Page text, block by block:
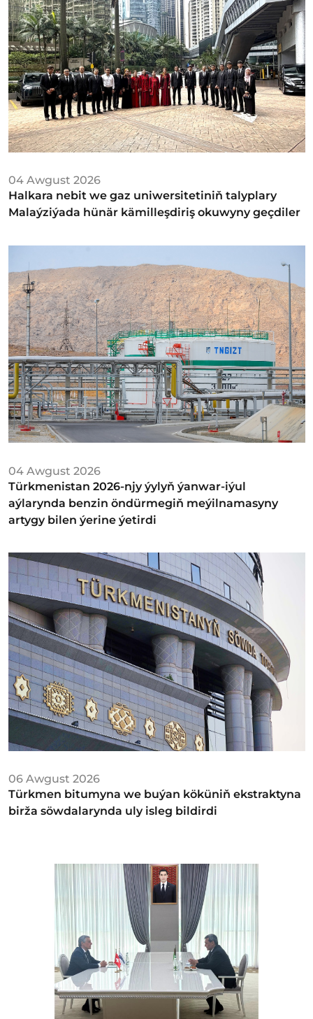
04 Awgust 2026
Halkara nebit we gaz uniwersitetiniň talyplary
Malaýziýada hünär kämilleşdiriş okuwyny geçdiler
04 Awgust 2026
Türkmenistan 2026-njy ýylyň ýanwar-iýul
aýlarynda benzin öndürmegiň meýilnamasyny
artygy bilen ýerine ýetirdi
06 Awgust 2026
Türkmen bitumyna we buýan köküniň ekstraktyna
birža söwdalarynda uly isleg bildirdi